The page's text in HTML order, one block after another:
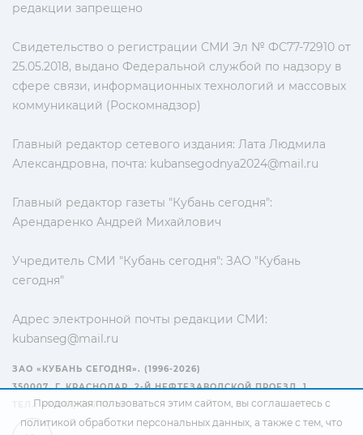
редакции запрещено
Свидетельство о регистрации СМИ Эл № ФС77-72910 от
25.05.2018, выдано Федеральной службой по надзору в
сфере связи, информационных технологий и массовых
коммуникаций (Роскомнадзор)
Главный редактор сетевого издания: Лата Людмила
Александровна, почта: kubansegodnya2024@mail.ru
Главный редактор газеты "Кубань сегодня":
Арендаренко Андрей Михайлович
Учредитель СМИ "Кубань сегодня": ЗАО "Кубань
сегодня"
Адрес электронной почты редакции СМИ:
kubanseg@mail.ru
ЗАО «КУБАНЬ СЕГОДНЯ». (1996-2026)
350007, Г. КРАСНОДАР, 2-Й НЕФТЕЗАВОДСКОЙ ПРОЕЗД, 1
ТЕЛ.: +7(861) 267-15-15
Продолжая пользоваться этим сайтом, вы соглашаетесь с
политикой обработки персональных данных, а также с тем, что